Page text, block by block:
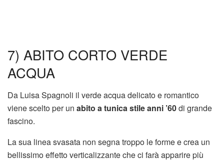
7) ABITO CORTO VERDE
ACQUA
Da Luisa Spagnoli il verde acqua delicato e romantico
viene scelto per un abito a tunica stile anni ’60di grande
fascino.
La sua linea svasata non segna troppo le forme e crea un
bellissimo effetto verticalizzante che ci farà apparire più